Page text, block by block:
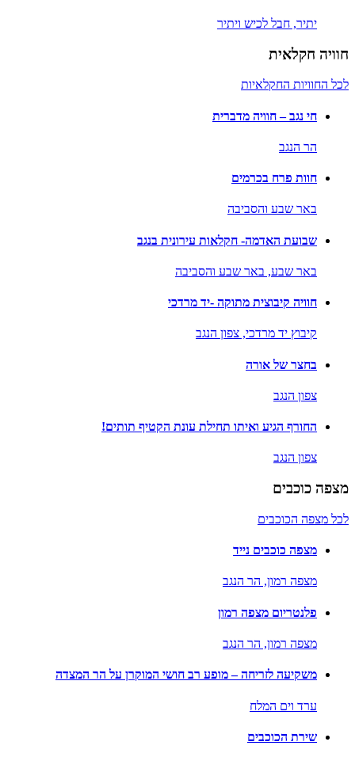
יתיר, חבל לכיש ויתיר
חוויה חקלאית
לכל החוויות החקלאיות
חי נגב – חוויה מדברית
הר הנגב
חוות פרח בכרמים
באר שבע והסביבה
שבועת האדמה- חקלאות עירונית בנגב
באר שבע, באר שבע והסביבה
חוויה קיבוצית מתוקה -יד מרדכי
קיבוץ יד מרדכי, צפון הנגב
בחצר של אורה
צפון הנגב
החורף הגיע ואיתו תחילת עונת הקטיף תותים!
צפון הנגב
מצפה כוכבים
לכל מצפה הכוכבים
מצפה כוכבים נייד
מצפה רמון, הר הנגב
פלנטריום מצפה רמון
מצפה רמון, הר הנגב
משקיעה לזריחה – מופע רב חושי המוקרן על הר המצדה
ערד וים המלח
שירת הכוכבים